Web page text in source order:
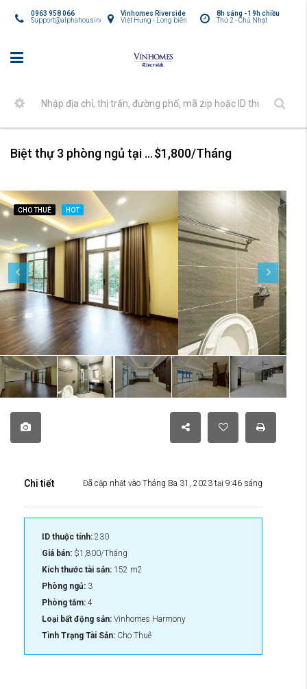
8h sáng - 19h chiều
Thứ 2 - Chủ Nhật
Vinhomes Riverside
Việt Hưng - Long biên
0963 958 066
Support@alphahousing.vn
Biệt thự 3 phòng ngủ tại Vinhomes Harmony cho thuê$1,800/Tháng
CHO THUÊ HOT
Chi tiết Đã cập nhật vào Tháng Ba 31, 2023 tại 9:46 sáng
ID thuộc tính: 230
Giá bán: $1,800/Tháng
Kích thước tài sản: 152 m2
Phòng ngủ: 3
Phòng tắm: 4
Loại bất động sản: Vinhomes Harmony
Tình Trạng Tài Sản: Cho Thuê